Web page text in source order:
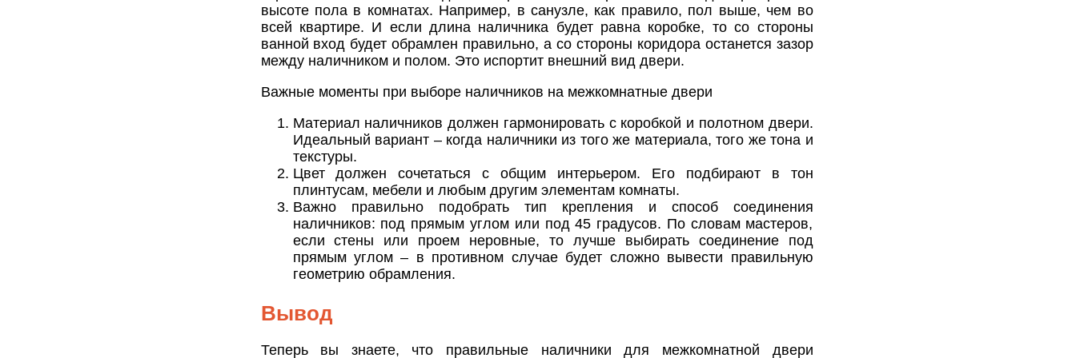
высоте пола в комнатах. Например, в санузле, как правило, пол выше, чем во
всей квартире. И если длина наличника будет равна коробке, то со стороны
ванной вход будет обрамлен правильно, а со стороны коридора останется зазор
между наличником и полом. Это испортит внешний вид двери.
Важные моменты при выборе наличников на межкомнатные двери
Материал наличников должен гармонировать с коробкой и полотном двери.
Идеальный вариант – когда наличники из того же материала, того же тона и
текстуры.
Цвет должен сочетаться с общим интерьером. Его подбирают в тон
плинтусам, мебели и любым другим элементам комнаты.
Важно правильно подобрать тип крепления и способ соединения
наличников: под прямым углом или под 45 градусов. По словам мастеров,
если стены или проем неровные, то лучше выбирать соединение под
прямым углом – в противном случае будет сложно вывести правильную
геометрию обрамления.
Вывод
Теперь вы знаете, что правильные наличники для межкомнатной двери